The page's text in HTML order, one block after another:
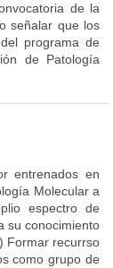
de la
señalar que los
programa de
de Patología
entrenados en
Molecular a
espectro de
su conocimiento
Formar recurrso
como grupo de